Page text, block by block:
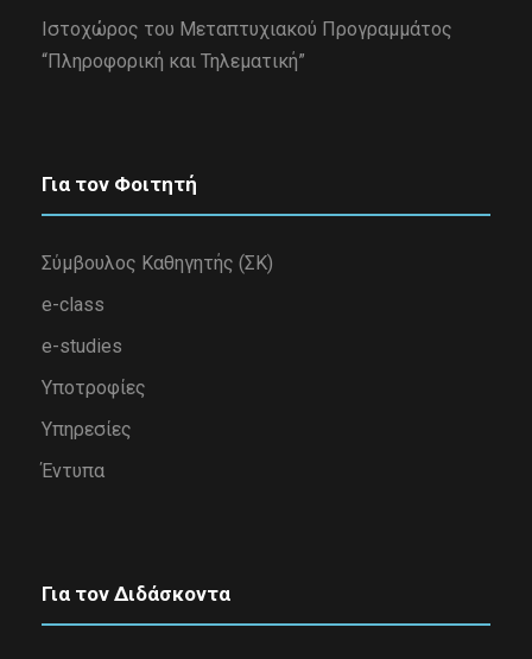
Iστοχώρος του Μεταπτυχιακού Προγραμμάτος
“Πληροφορική και Τηλεματική”
Για τον Φοιτητή
Σύμβουλος Καθηγητής (ΣΚ)
e-class
e-studies
Υποτροφίες
Υπηρεσίες
Έντυπα
Για τον Διδάσκοντα